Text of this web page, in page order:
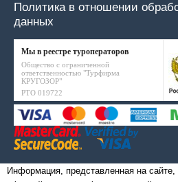
Политика в отношении
данных
Мы в реестре туроператоров
Общество с ограниченной
ответственностью "Турфирма
КРУГОЗОР"
РТО 019722
Информация, представленная на сайте,